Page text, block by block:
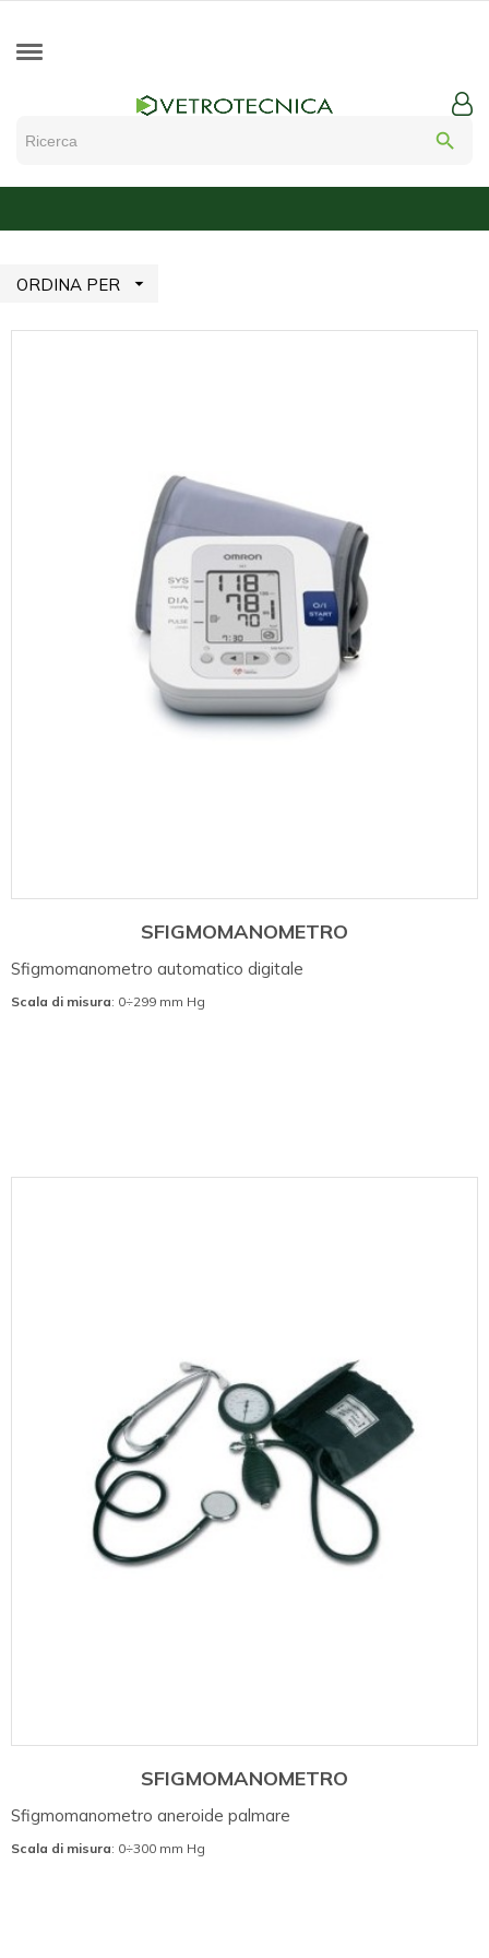
search
ORDINA PER 
SFIGMOMANOMETRO
Sfigmomanometro automatico digitale
Scala di misura: 0÷299 mm Hg
SFIGMOMANOMETRO
Sfigmomanometro aneroide palmare
Scala di misura: 0÷300 mm Hg